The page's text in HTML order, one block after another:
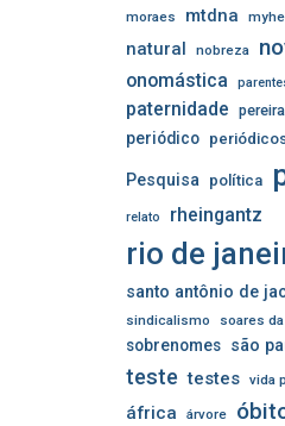
moraes mtdna
natural nobreza
onomástica
paternidade
periódico
Pesquisa política
relato rheingantz
rio de
santo antônio de
sindicalismo soares
sobrenomes são
teste testes vida
áfrica árvore